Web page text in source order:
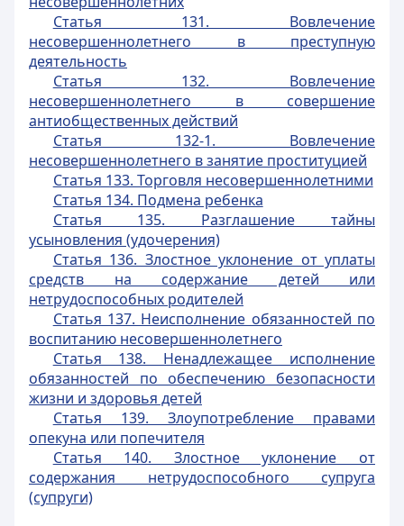
Статья 131. Вовлечение
несовершеннолетнего в преступную
деятельность
Статья 132. Вовлечение
несовершеннолетнего в совершение
антиобщественных действий
Статья 132-1. Вовлечение
несовершеннолетнего в занятие проституцией
Статья 133. Торговля несовершеннолетними
Статья 134. Подмена ребенка
Статья 135. Разглашение тайны
усыновления (удочерения)
Статья 136. Злостное уклонение от уплаты
средств на содержание детей или
нетрудоспособных родителей
Статья 137. Неисполнение обязанностей по
воспитанию несовершеннолетнего
Статья 138. Ненадлежащее исполнение
обязанностей по обеспечению безопасности
жизни и здоровья детей
Статья 139. Злоупотребление правами
опекуна или попечителя
Статья 140. Злостное уклонение от
содержания нетрудоспособного супруга
(супруги)